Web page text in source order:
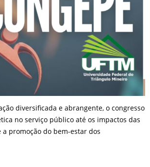
diversificada e abrangente, o congresso
no serviço público até os impactos das
a promoção do bem-estar dos